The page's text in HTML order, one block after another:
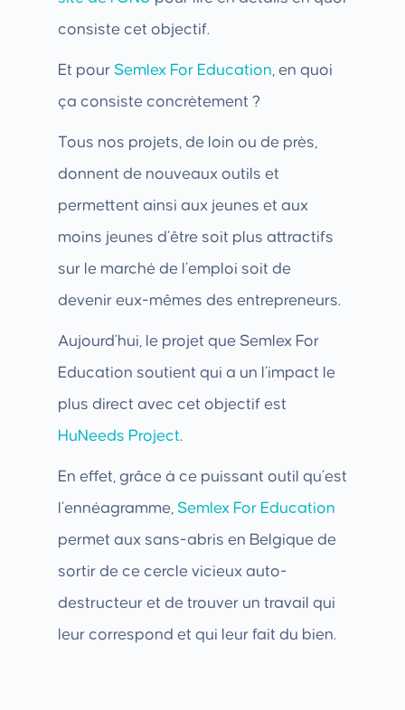
consiste cet objectif.
Et pour Semlex For Education, en quoi
ça consiste concrètement ?
Tous nos projets, de loin ou de près,
donnent de nouveaux outils et
permettent ainsi aux jeunes et aux
moins jeunes d’être soit plus attractifs
sur le marché de l’emploi soit de
devenir eux-mêmes des entrepreneurs.
Aujourd’hui, le projet que Semlex For
Education soutient qui a un l’impact le
plus direct avec cet objectif est
HuNeeds Project.
En effet, grâce à ce puissant outil qu’est
l’ennéagramme, Semlex For Education
permet aux sans-abris en Belgique de
sortir de ce cercle vicieux auto-
destructeur et de trouver un travail qui
leur correspond et qui leur fait du bien.